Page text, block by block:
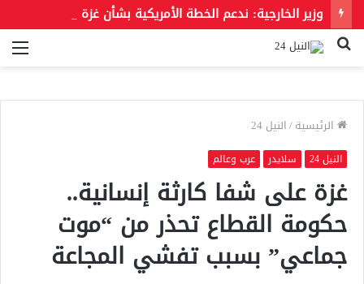
بحث
الرئيسية/النيل 24
النيل 24 سلايدر عرب وعالم
غزة على شفا كارثة إنسانية..
حكومة القطاع تحذر من “موت
جماعي” بسبب تفشي المجاعة